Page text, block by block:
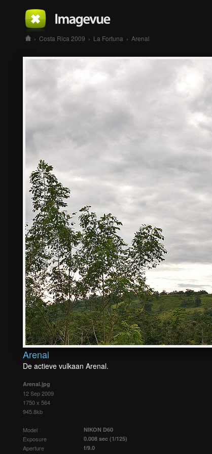
› Costa Rica 2009 › La Fortuna › Arenal
Arenal
De actieve vulkaan Arenal.
Arenal.jpg
12 Sep 2009
1750 x 564
945.8kb
Model NIKON D60
Exposure 0.008 sec (1/125)
Aperture f/9.0